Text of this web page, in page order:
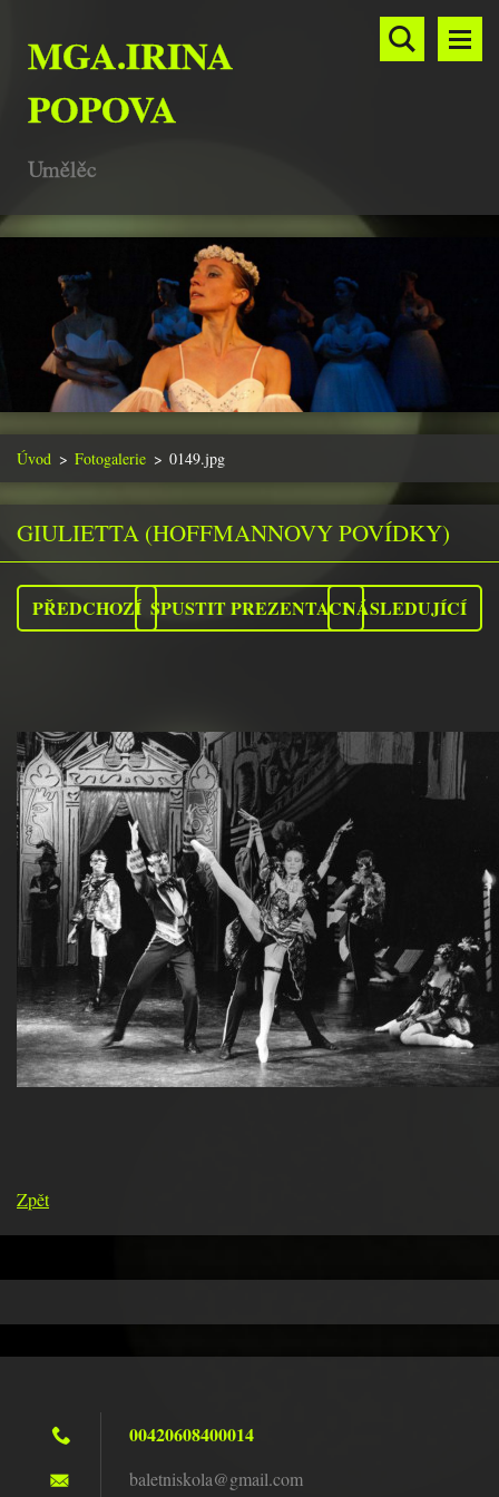
MGA.IRINA
POPOVA
Umělěc
Úvod > Fotogalerie > 0149.jpg
GIULIETTA (HOFFMANNOVY POVÍDKY)
PŘEDCHOZÍ SPUSTIT PREZENTACINÁSLEDUJÍCÍ
Zpět
00420608400014
baletniskola@gmail.com